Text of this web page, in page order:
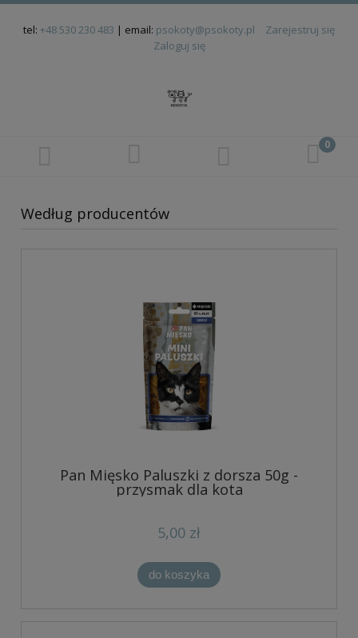
tel: +48 530 230 483 | email: psokoty@psokoty.pl
Zarejestruj się
Zaloguj się
Według producentów
Pan Mięsko Paluszki z dorsza 50g -
przysmak dla kota
5,00 zł
do koszyka